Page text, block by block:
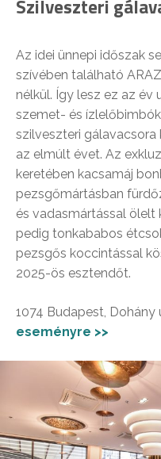
Szilveszteri
Az idei ünnepi időszak
szívében található
nélkül. Így lesz ez az év
szemet- és
szilveszteri
az elmúlt évet. Az
keretében kacsamáj
pezsgőmártásban
és vadasmártással ölelt
pedig tonkababos
pezsgős koccintással
2025-ös esztendőt.
1074 Budapest, Dohány
eseményre >>